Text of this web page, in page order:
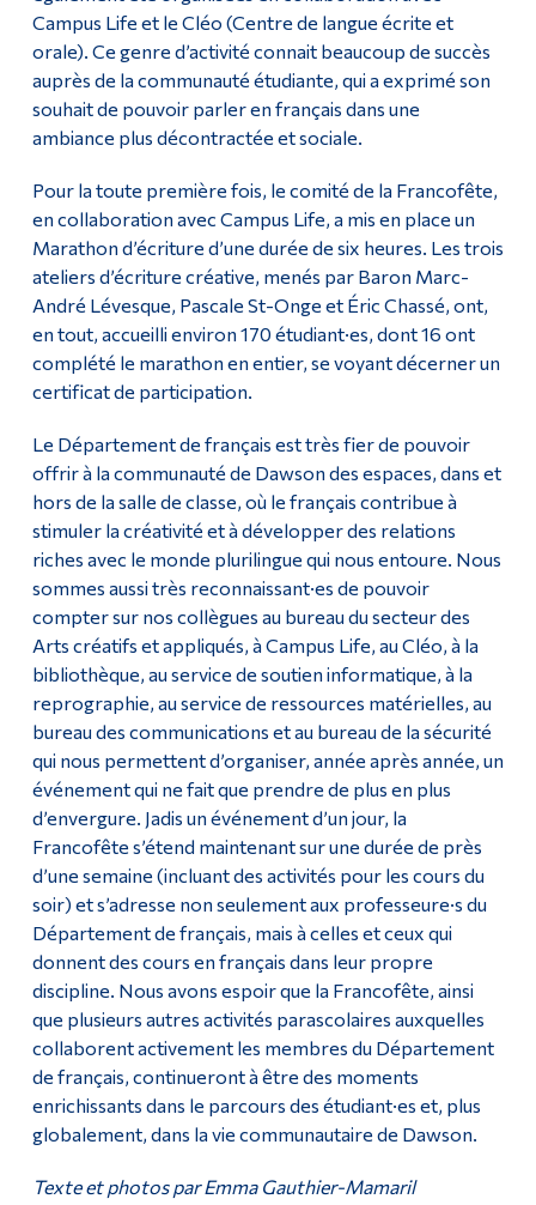
Campus Life et le Cléo (Centre de langue écrite et
orale). Ce genre d’activité connait beaucoup de succès
auprès de la communauté étudiante, qui a exprimé son
souhait de pouvoir parler en français dans une
ambiance plus décontractée et sociale.
Pour la toute première fois, le comité de la Francofête,
en collaboration avec Campus Life, a mis en place un
Marathon d’écriture d’une durée de six heures. Les trois
ateliers d’écriture créative, menés par Baron Marc-
André Lévesque, Pascale St-Onge et Éric Chassé, ont,
en tout, accueilli environ 170 étudiant·es, dont 16 ont
complété le marathon en entier, se voyant décerner un
certificat de participation.
Le Département de français est très fier de pouvoir
offrir à la communauté de Dawson des espaces, dans et
hors de la salle de classe, où le français contribue à
stimuler la créativité et à développer des relations
riches avec le monde plurilingue qui nous entoure. Nous
sommes aussi très reconnaissant·es de pouvoir
compter sur nos collègues au bureau du secteur des
Arts créatifs et appliqués, à Campus Life, au Cléo, à la
bibliothèque, au service de soutien informatique, à la
reprographie, au service de ressources matérielles, au
bureau des communications et au bureau de la sécurité
qui nous permettent d’organiser, année après année, un
événement qui ne fait que prendre de plus en plus
d’envergure. Jadis un événement d’un jour, la
Francofête s’étend maintenant sur une durée de près
d’une semaine (incluant des activités pour les cours du
soir) et s’adresse non seulement aux professeure·s du
Département de français, mais à celles et ceux qui
donnent des cours en français dans leur propre
discipline. Nous avons espoir que la Francofête, ainsi
que plusieurs autres activités parascolaires auxquelles
collaborent activement les membres du Département
de français, continueront à être des moments
enrichissants dans le parcours des étudiant·es et, plus
globalement, dans la vie communautaire de Dawson.
Texte et photos par Emma Gauthier-Mamaril